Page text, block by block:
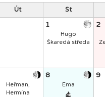
Út St
1
Hugo
Škaredá středa
2
Heřman,
Hermína
8
Ema
9